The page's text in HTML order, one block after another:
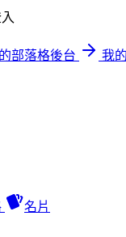
部落格後台
我
名片